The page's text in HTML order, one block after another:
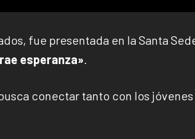
fue presentada en la Santa
esperanza»
conectar tanto con los jóvenes